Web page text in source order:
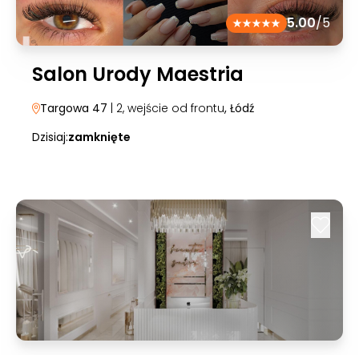
5.00/5
Salon Urody Maestria
Targowa 47 | 2, wejście od frontu, Łódź
Dzisiaj:zamknięte